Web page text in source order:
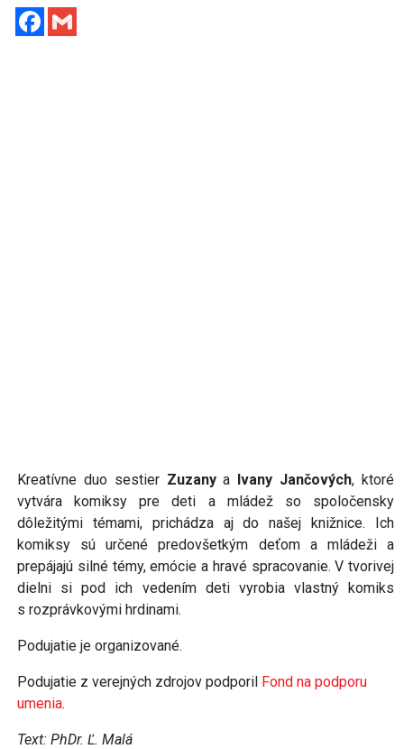
Facebook
Kreatívne duo sestier Zuzanya Ivany Jančových, ktoré
vytvára komiksy pre deti a mládež so spoločensky
dôležitými témami, prichádza aj do našej knižnice. Ich
komiksy sú určené predovšetkým deťom a mládeži a
prepájajú silné témy, emócie a hravé spracovanie. V tvorivej
dielni si pod ich vedením deti vyrobia vlastný komiks
s rozprávkovými hrdinami.
Podujatie je organizované.
Podujatie z verejných zdrojov podporil Fond na podporu
umenia.
Text: PhDr. Ľ. Malá